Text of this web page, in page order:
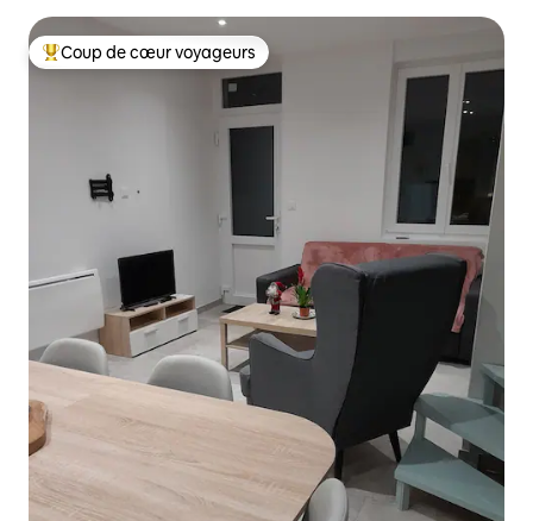
Coup de cœur voyageurs parmi les plus aimés
Coup de cœur voyageurs